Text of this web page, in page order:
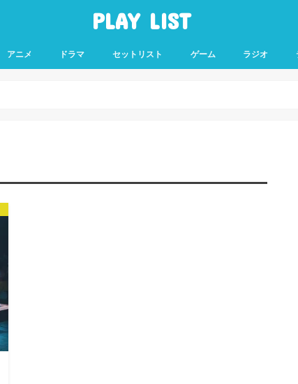
PLAY LIST
アニメ ドラマ セットリスト ゲーム ラジオ